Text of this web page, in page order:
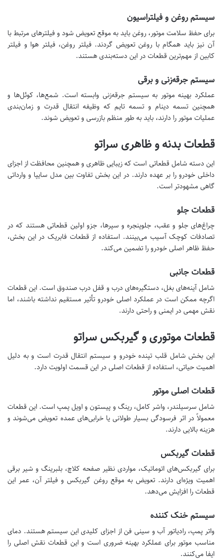
سیستم روغن و فیلتراسیون
برای حفظ سلامت موتور، روغن باید به موقع تعویض شود و فیلترهای مرتبط با
آن نیز باید همگام با روغن تعویض گردند. فیلتر روغن، فیلتر هوا و فیلتر
کابین از مهم‌ترین قطعات در این دسته‌بندی هستند.
سیستم جرقه‌زنی و برقی
عملکرد بهینه موتور به سیستم جرقه‌زنی وابسته است. شمع‌ها، کوئل‌ها و
همچنین تسمه دینام و تسمه تایم که وظیفه انتقال قدرت و زمان‌بندی
عملیات موتور را دارند، باید به طور منظم بازرسی و تعویض شوند.
قطعات بدنه و ظاهری سراتو
این دسته شامل قطعاتی است که زیبایی ظاهری و همچنین محافظت از اجزای
داخلی خودرو را بر عهده دارند. در این بخش تفاوت بین مدل سایپا و وارداتی
گاهی مشهودتر است.
قطعات جلو
چراغ‌های جلو و عقب، جلوپنجره و سپرها، جزو اولین قطعاتی هستند که در
تصادفات کوچک آسیب می‌بینند. استفاده از قطعات فابریک در این بخش،
حفظ ظاهر اصلی خودرو را تضمین می‌کند.
قطعات جانبی
شامل آینه‌های بغل، دستگیره‌های درب و قفل درب صندوق است. این قطعات
اگرچه ممکن است در عملکرد اصلی خودرو تأثیر مستقیم نداشته باشند، اما
نقش مهمی در ایمنی و راحتی دارند.
قطعات موتوری و گیربکس سراتو
این بخش شامل قلب تپنده خودرو و سیستم انتقال قدرت است و به دلیل
اهمیت حیاتی، استفاده از قطعات اصلی در این قسمت اولویت دارد.
قطعات اصلی موتور
شامل سرسیلندر، واشر کامل، رینگ و پیستون و اویل پمپ است. این قطعات
معمولاً در اثر فرسودگی بسیار طولانی یا خرابی‌های عمده تعویض می‌شوند و
هزینه بالایی دارند.
قطعات گیربکس
برای گیربکس‌های اتوماتیک، مواردی نظیر صفحه کلاچ، بلبرینگ و شیر برقی
اهمیت ویژه‌ای دارند. تعویض به موقع روغن گیربکس و فیلتر آن، عمر این
قطعات را افزایش می‌دهد.
سیستم خنک کننده
واتر پمپ، رادیاتور آب و سینی فن از اجزای کلیدی این سیستم هستند. دمای
مناسب موتور برای عملکرد بهینه ضروری است و این قطعات نقش اصلی را
ایفا می‌کنند.